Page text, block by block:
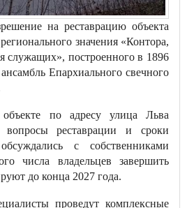
на реставрацию объекта
значения «Контора,
служащих», построенного в 1896
Епархиального свечного
по адресу улица Льва
вопросы реставрации и сроки
с собственниками
числа владельцев завершить
до конца 2027 года.
проведут комплексные